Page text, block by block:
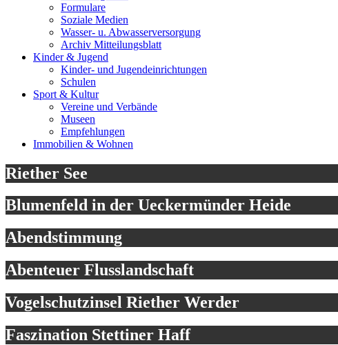
Formulare
Soziale Medien
Wasser- u. Abwasserversorgung
Archiv Mitteilungsblatt
Kinder & Jugend
Kinder- und Jugendeinrichtungen
Schulen
Sport & Kultur
Vereine und Verbände
Museen
Empfehlungen
Immobilien & Wohnen
Riether See
Blumenfeld in der Ueckermünder Heide
Abendstimmung
Abenteuer Flusslandschaft
Vogelschutzinsel Riether Werder
Faszination Stettiner Haff